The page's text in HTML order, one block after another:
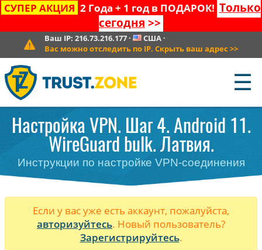
СУПЕР АКЦИЯ 2 Года + 1 год в ПОДАРОК! Только
сегодня >>
Ваш IP: 216.73.216.177· США·
Вас можно отследить по IP. Скрыть ваш адрес >>
☰
Настройка VPN. Шаг 4. Android 11.
WireGuard bulk. Латвия.
Инструкции по настройке VPN-соединения
Если у вас уже есть аккаунт, пожалуйста,
авторизуйтесь. Новый пользователь?
Зарегистрируйтесь.